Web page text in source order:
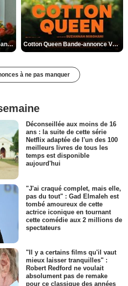
Des Fleurs pour Tokyo Bande-annonce VO STFR Cotton Queen Bande-annonce VO STFR
à ne pas manquer
Déconseillée aux moins de 16
ans : la suite de cette série
Netflix adaptée de l'un des 100
meilleurs livres de tous les
temps est disponible
aujourd'hui
"J'ai craqué complet, mais elle,
pas du tout" : Gad Elmaleh est
tombé amoureux de cette
actrice iconique en tournant
cette comédie aux 2 millions de
spectateurs
"Il y a certains films qu'il vaut
mieux laisser tranquilles" :
Robert Redford ne voulait
absolument pas de remake
pour ce classique des années